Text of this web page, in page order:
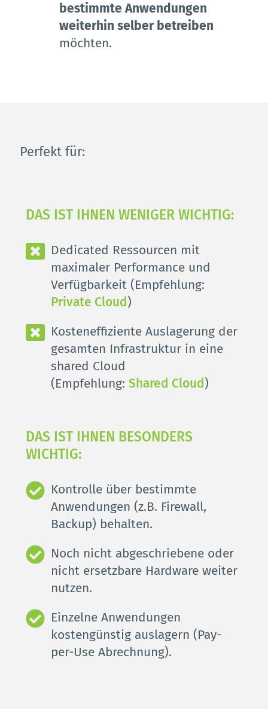
bestimmte Anwendungen
möchten.
Perfekt für:
DAS IST IHNEN WENIGER WICHTIG:
Dedicated Ressourcen mit
maximaler Performance und
Private Cloud)
Kosteneffiziente Auslagerung der
gesamten Infrastruktur in eine
shared Cloud
(Empfehlung: Shared Cloud)
DAS IST IHNEN BESONDERS
WICHTIG:
Kontrolle über bestimmte
Anwendungen (z.B. Firewall,
Backup) behalten.
Noch nicht abgeschriebene oder
nicht ersetzbare Hardware weiter
nutzen.
Einzelne Anwendungen
kostengünstig auslagern (Pay-
per-Use Abrechnung).